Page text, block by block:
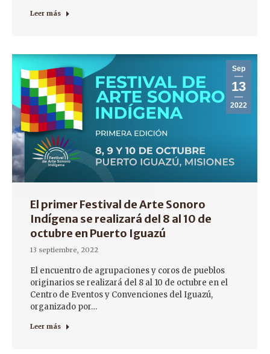
Leer más
Sep
13
2022
El primer Festival de Arte Sonoro
Indígena se realizará del 8 al 10 de
octubre en Puerto Iguazú
13 septiembre, 2022
El encuentro de agrupaciones y coros de pueblos
originarios se realizará del 8 al 10 de octubre en el
Centro de Eventos y Convenciones del Iguazú,
organizado por…
Leer más